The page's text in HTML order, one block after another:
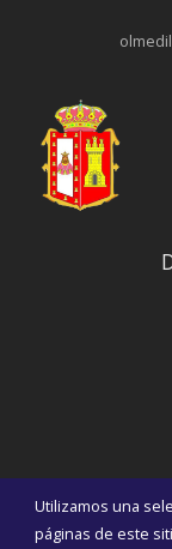
Utilizamos una
páginas de este